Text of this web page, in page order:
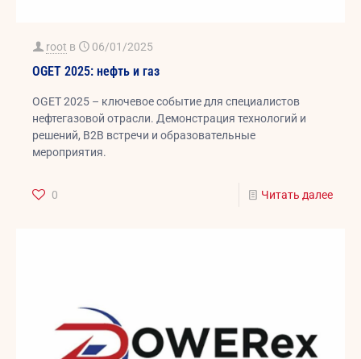
root в 06/01/2025
OGET 2025: нефть и газ
OGET 2025 – ключевое событие для специалистов
нефтегазовой отрасли. Демонстрация технологий и
решений, B2B встречи и образовательные
мероприятия.
0 Читать далее